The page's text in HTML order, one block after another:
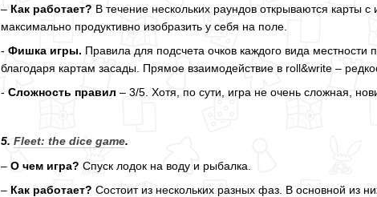
– Как работает? В течение нескольких раундов открываются
максимально продуктивно изобразить у себя на поле.
- Фишка игры. Правила для подсчета очков каждого вида
благодаря картам засады. Прямое взаимодействие в roll&write –
- Сложность правил – 3/5. Хотя, по сути, игра не очень сложная,
5. Fleet: the dice game.
– О чем игра? Спуск лодок на воду и рыбалка.
– Как работает? Состоит из нескольких разных фаз. В основной из